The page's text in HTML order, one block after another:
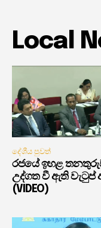
Local
දේශීය පුවත්
රජයේ ඉහළ
උද්ගත වී ඇති වැටුප්
(VIDEO)